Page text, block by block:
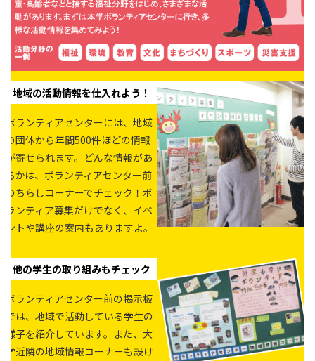
地域の活動情報を仕入れよう！
ボランティアセンターには、地域
の団体から年間500件ほどの情報
が寄せられます。どんな情報があ
るかは、ボランティアセンター前
のちらしコーナーでチェック！ボ
ランティア募集だけでなく、イベ
ントや講座の案内もありますよ。
他の学生の取り組みもチェック
ボランティアセンター前の掲示板
では、地域で活動している学生の
様子を紹介しています。また、大
学近隣の地域情報コーナーも設け